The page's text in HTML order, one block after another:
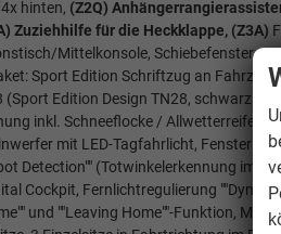
hinten, (Z2Q)
Zuziehhilfe für die Heckklappe, (Z3A)
Mittelkonsole, Schiebefenster
Sport Edition Schriftzug an
(Sport Edition Design TN28, schwarz
inkl. Schneeflocke / Allwetterreifen),
mit LED-Tagfahrlicht, Fenster
Detection"" (Totwinkelerkennung im
Cockpit, Fernlichtregulierung
und ""Leaving Home""-Funktion,